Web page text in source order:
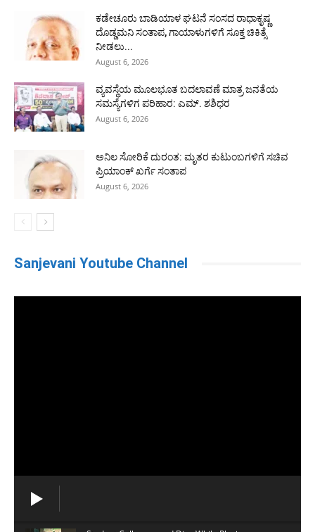
ಕಡೇಚೂರು ಬಾಡಿಯಾಳ ಘಟನೆ ಸಂಸದ ರಾಧಾಕೃಷ್ಣ
ದೊಡ್ಡಮನಿ ಸಂತಾಪ, ಗಾಯಾಳುಗಳಿಗೆ ಸೂಕ್ತ ಚಿಕಿತ್ಸೆ
ನೀಡಲು...
August 6, 2026
ವ್ಯವಸ್ಥೆಯ ಮೂಲಭೂತ ಬದಲಾವಣೆ ಮಾತ್ರ ಜನತೆಯ
ಸಮಸ್ಯೆಗಳಿಗ ಪರಿಹಾರ: ಎಮ್. ಶಶಿಧರ
August 6, 2026
ಅನಿಲ ಸೋರಿಕೆ ದುರಂತ: ಮೃತರ ಕುಟುಂಬಗಳಿಗೆ ಸಚಿವ
ಪ್ರಿಯಾಂಕ್ ಖರ್ಗೆ ಸಂತಾಪ
August 6, 2026
Sanjevani Youtube Channel